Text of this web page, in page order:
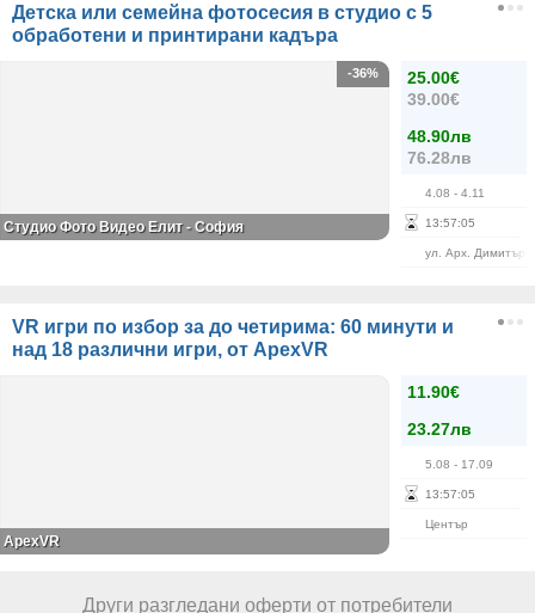
Детска или семейна фотосесия в студио с 5
обработени и принтирани кадъра
25.00€
39.00€
48.90лв
76.28лв
4.08 - 4.11
13:57:04
ул. Арх. Димитър
-36%
Студио Фото Видео Елит - София
VR игри по избор за до четирима: 60 минути и
над 18 различни игри, от ApexVR
11.90€
23.27лв
5.08 - 17.09
13:57:04
Център
ApexVR
Други разгледани оферти от потребители